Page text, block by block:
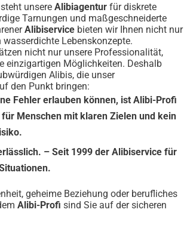
unsere Alibiagentur für diskrete
Tarnungen und maßgeschneiderte
Alibiservice bieten wir Ihnen nicht nur
Lebenskonzepte.
nicht nur unsere Professionalität,
einzigartigen Möglichkeiten. Deshalb
Alibis, die unser
den Punkt bringen:
Fehler erlauben können, ist Alibi-Profi
für Menschen mit klaren Zielen und kein
– Seit 1999 der Alibiservice für
geheime Beziehung oder berufliches
Alibi-Profi sind Sie auf der sicheren